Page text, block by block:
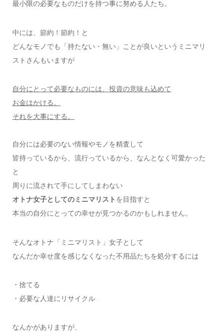
最小限の必要なものだけを持つ事に努める人たち。
中には、節約！節約！と
どんなモノでも「持たない・無い」ことが良いというミニマリ
ストさんもいますが
自分にとって必要なものには、投資の意味も込めて
お金はかける。
それを大事にする。
自分には必要のない情報やモノを精査して
皆持っているから、流行っているから、なんとなく可愛かった
と
周りに流されて手にしてしまわない
オトナ女子としてのミニマリスト を目指すと
本当の自分にとっての幸せが見つかるのかもしれません。
そんなオトナ「ミニマリスト」女子として
なんだか幸せ度を感じなくなった不用品たちを処分するには
・捨てる
・必要な人達にリサイクル
なんかがありますが、